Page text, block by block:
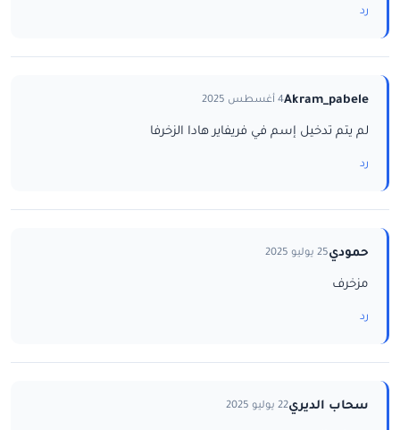
رد
Akram_pabele4 أغسطس 2025
لم يتم تدخيل إسم في فريفاير هادا الزخرفا
رد
حمودي25 يوليو 2025
مزخرف
رد
سحاب الديري22 يوليو 2025